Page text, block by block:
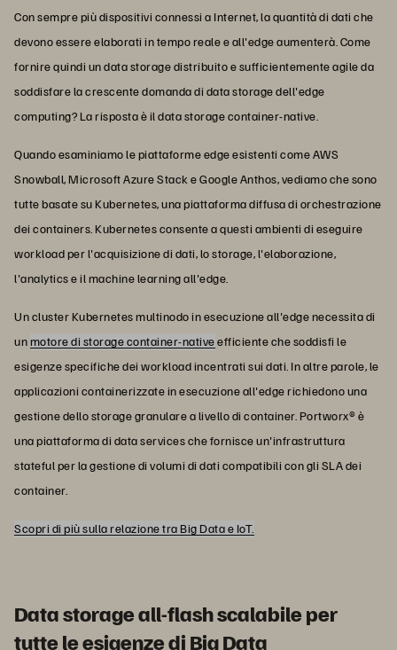
Con sempre più dispositivi connessi a Internet, la quantità di dati che
devono essere elaborati in tempo reale e all'edge aumenterà. Come
fornire quindi un data storage distribuito e sufficientemente agile da
soddisfare la crescente domanda di data storage dell'edge
computing? La risposta è il data storage container-native.
Quando esaminiamo le piattaforme edge esistenti come AWS
Snowball, Microsoft Azure Stack e Google Anthos, vediamo che sono
tutte basate su Kubernetes, una piattaforma diffusa di orchestrazione
dei containers. Kubernetes consente a questi ambienti di eseguire
workload per l'acquisizione di dati, lo storage, l'elaborazione,
l'analytics e il machine learning all'edge.
Un cluster Kubernetes multinodo in esecuzione all'edge necessita di
unmotore di storage container-nativeefficienteche soddisfi le
esigenze specifiche dei workload incentrati sui dati. In altre parole, le
applicazioni containerizzate in esecuzione all'edge richiedono una
gestione dello storage granulare a livello di container. Portworx® è
una piattaforma di data services che fornisce un'infrastruttura
stateful per la gestione di volumi di dati compatibili con gli SLA dei
container.
Scopri di più sulla relazione tra Big Data e IoT.
Data storage all-flash scalabile per
tutte le esigenze di Big Data